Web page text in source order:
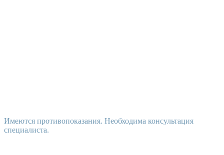
Имеются противопоказания. Необходима консультация
специалиста.